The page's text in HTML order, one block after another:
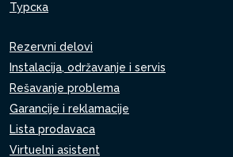
Турска
Rezervni delovi
Instalacija, održavanje i servis
Rešavanje problema
Garancije i reklamacije
Lista prodavaca
Virtuelni asistent